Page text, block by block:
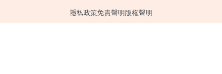
隱私政策免責聲明版權聲明